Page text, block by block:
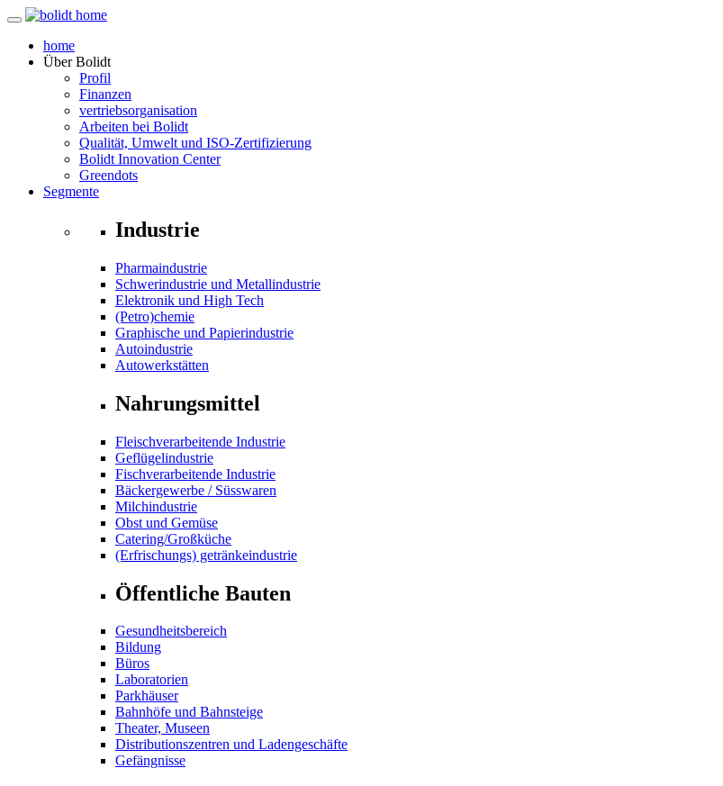
home
ÜberBolidt
Profil
Finanzen
vertriebsorganisation
Arbeiten bei Bolidt
Qualität, Umwelt und ISO-Zertifizierung
Bolidt Innovation Center
Greendots
Segmente
Industrie
Pharmaindustrie
Schwerindustrie und Metallindustrie
Elektronik und High Tech
(Petro)chemie
Graphische und Papierindustrie
Autoindustrie
Autowerkstätten
Nahrungsmittel
Fleischverarbeitende Industrie
Geflügelindustrie
Fischverarbeitende Industrie
Bäckergewerbe / Süsswaren
Milchindustrie
Obst und Gemüse
Catering/Großküche
(Erfrischungs) getränkeindustrie
Öffentliche Bauten
Gesundheitsbereich
Bildung
Büros
Laboratorien
Parkhäuser
Bahnhöfe und Bahnsteige
Theater, Museen
Distributionszentren und Ladengeschäfte
Gefängnisse